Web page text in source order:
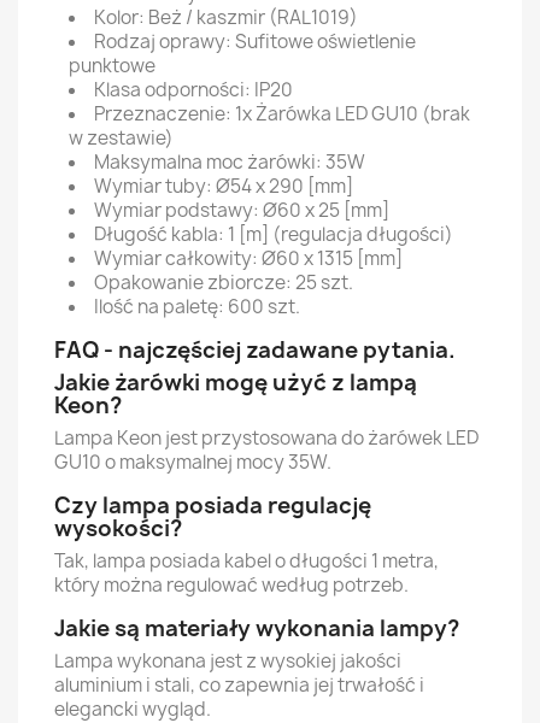
Kolor: Beż / kaszmir (RAL1019)
Rodzaj oprawy: Sufitowe oświetlenie
punktowe
Klasa odporności: IP20
Przeznaczenie: 1x Żarówka LED GU10 (brak
w zestawie)
Maksymalna moc żarówki: 35W
Wymiar tuby: Ø54 x 290 [mm]
Wymiar podstawy: Ø60 x 25 [mm]
Długość kabla: 1 [m] (regulacja długości)
Wymiar całkowity: Ø60 x 1315 [mm]
Opakowanie zbiorcze: 25 szt.
Ilość na paletę: 600 szt.
FAQ - najczęściej zadawane pytania.
Jakie żarówki mogę użyć z lampą
Keon?
Lampa Keon jest przystosowana do żarówek LED
GU10 o maksymalnej mocy 35W.
Czy lampa posiada regulację
wysokości?
Tak, lampa posiada kabel o długości 1 metra,
który można regulować według potrzeb.
Jakie są materiały wykonania lampy?
Lampa wykonana jest z wysokiej jakości
aluminium i stali, co zapewnia jej trwałość i
elegancki wygląd.